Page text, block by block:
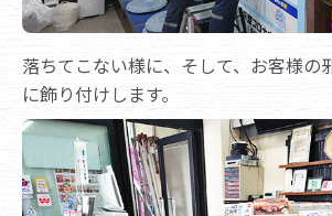
落ちてこない様に、そして、お客様の
に飾り付けします。